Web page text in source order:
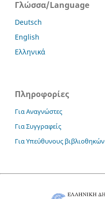
Γλώσσα/Language
Deutsch
English
Ελληνικά
Πληροφορίες
Για Αναγνώστες
Για Συγγραφείς
Για Υπεύθυνους βιβλιοθηκών